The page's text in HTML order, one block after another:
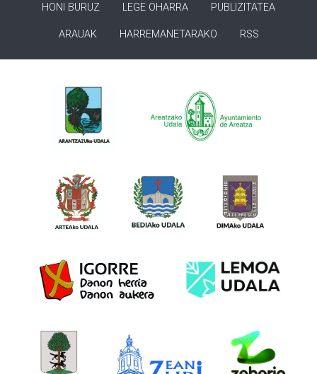
HONI BURUZ LEGE OHARRA PUBLIZITATEA
ARAUAK HARREMANETARAKO RSS